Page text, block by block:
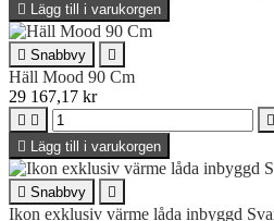
 Lägg till i varukorgen
 Snabbvy 
Häll Mood 90 Cm
29 167,17 kr
  
 Lägg till i varukorgen
 Snabbvy 
Ikon exklusiv värme låda inbyggd